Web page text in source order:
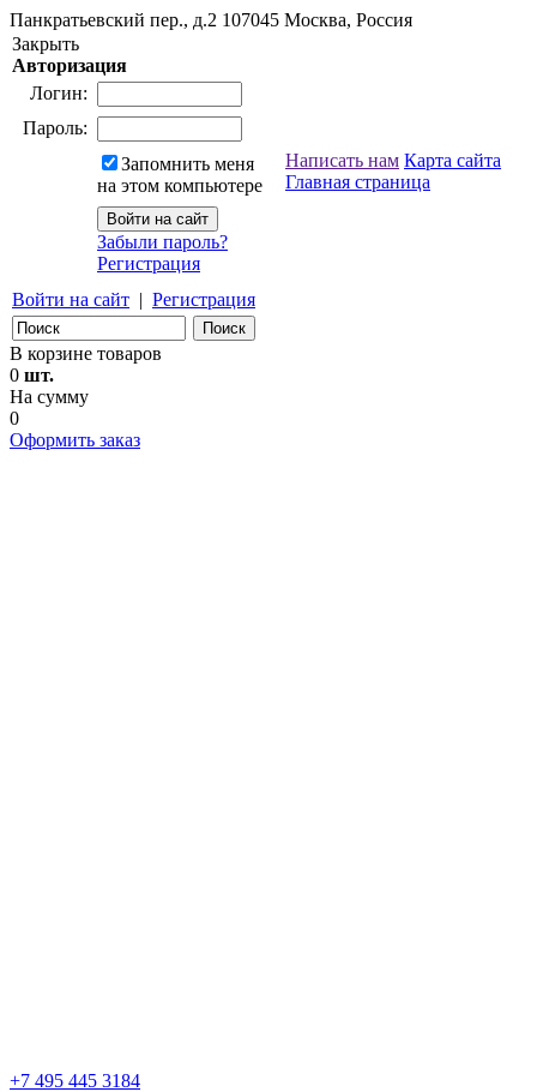
Панкратьевский пер., д.2 107045 Москва, Россия
Закрыть
Авторизация
Логин:
Пароль:
Запомнить меня
на этом компьютере
Забыли пароль?
Регистрация
Войти на сайт | Регистрация
Написать нам Карта сайта
Главная страница
В корзине товаров
0 шт.
На сумму
0
Оформить заказ
+7 495 445 3184